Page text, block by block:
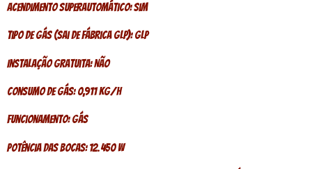
Acendimento superautomático: Sim
Tipo de gás (sai de fábrica GLP): GLP
Instalação gratuita: Não
Consumo de gás: 0,911 kg/h
Funcionamento: Gás
Potência das Bocas: 12.450 W